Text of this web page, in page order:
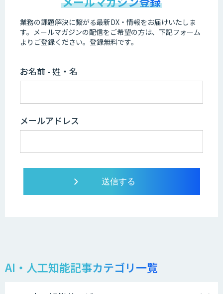
業務の課題解決に繋がる最新DX・情報をお届けいたしま
す。 メールマガジンの配信をご希望の方は、下記フォーム
よりご登録ください。登録無料です。
お名前 - 姓・名
メールアドレス
AI・人工知能記事カテゴリ一覧